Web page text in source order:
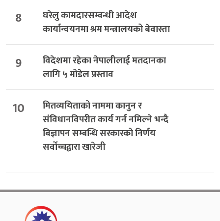
8
घरेलु कामदारसम्बन्धी आदेश
कार्यान्वयनमा श्रम मन्त्रालयको बेवास्ता
9
विदेशमा रहेका नेपालीलाई मतदानका
लागि ५ मोडेल प्रस्ताव
10
मितव्ययिताको नाममा कानुन र
संविधानविपरीत कार्य गर्न नमिल्ने भन्दै
बिज्ञापन सम्बन्धि सरकारको निर्णय
सर्वोच्चद्वारा खारेजी